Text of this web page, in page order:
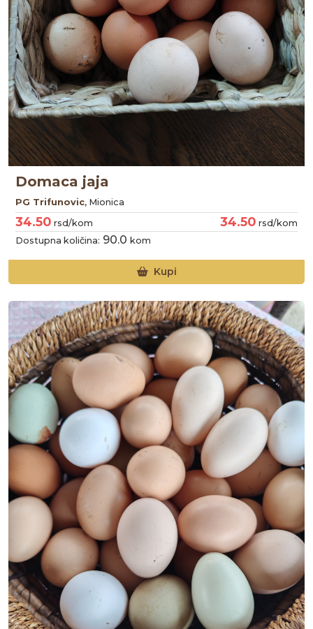
Domaca jaja
PG Trifunovic, Mionica
34.50 rsd/kom 34.50 rsd/kom
Dostupna količina: 90.0 kom
Kupi